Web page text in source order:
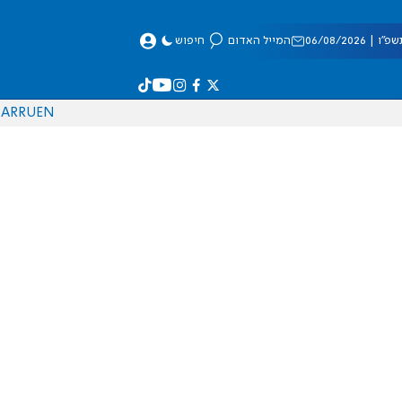
08/2026 המייל האדום חיפוש
EN
RU
AR